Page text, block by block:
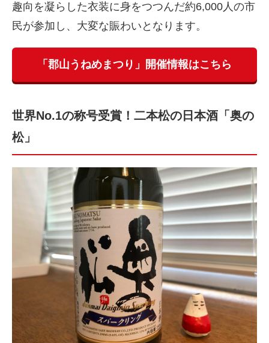
趣向を凝らした衣装に身をつつんだ約6,000人の市
民が参加し、大変な賑わいとなります。
「郡山うねめまつり」開催情報はこちら
世界No.1の称号受賞！二本松の日本酒「奥の
松」